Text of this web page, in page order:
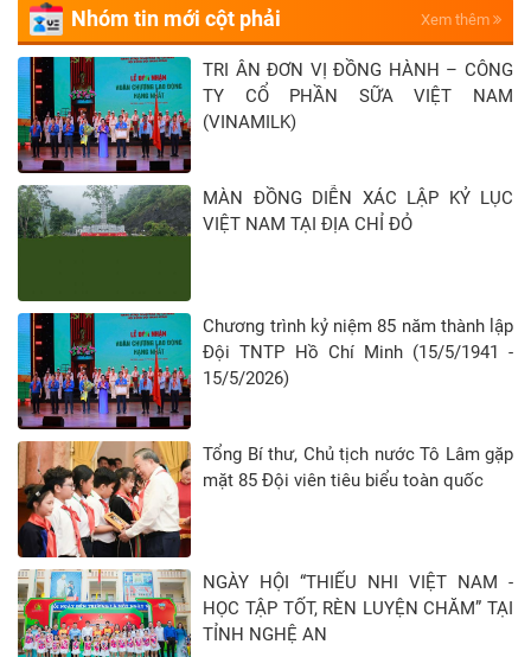
Nhóm tin mới cột phải Xem thêm
TRI ÂN ĐƠN VỊ ĐỒNG HÀNH – CÔNG
TY CỔ PHẦN SỮA VIỆT NAM
(VINAMILK)
MÀN ĐỒNG DIỄN XÁC LẬP KỶ LỤC
VIỆT NAM TẠI ĐỊA CHỈ ĐỎ
Chương trình kỷ niệm 85 năm thành lập
Đội TNTP Hồ Chí Minh (15/5/1941 -
15/5/2026)
Tổng Bí thư, Chủ tịch nước Tô Lâm gặp
mặt 85 Đội viên tiêu biểu toàn quốc
NGÀY HỘI “THIẾU NHI VIỆT NAM -
HỌC TẬP TỐT, RÈN LUYỆN CHĂM” TẠI
TỈNH NGHỆ AN